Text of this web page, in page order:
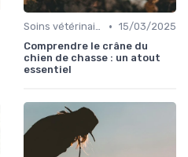
Soins vétérinaires pour chiens de chasse • 15/03/2025
Comprendre le crâne du
chien de chasse : un atout
essentiel